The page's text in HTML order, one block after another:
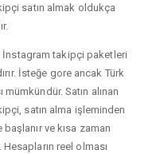
satın almak oldukça
İnstagram takipçi paketleri
İsteğe gore ancak Türk
Satın alınan
satın alma işleminden
ve kısa zaman
reel olması